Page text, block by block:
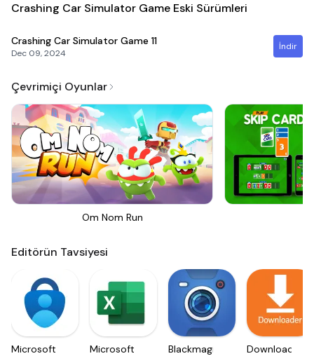
Crashing Car Simulator Game Eski Sürümleri
Crashing Car Simulator Game 11
Dec 09, 2024
İndir
Çevrimiçi Oyunlar
Om Nom Run
Editörün Tavsiyesi
Microsoft
Microsoft
Blackmagic
Downloader